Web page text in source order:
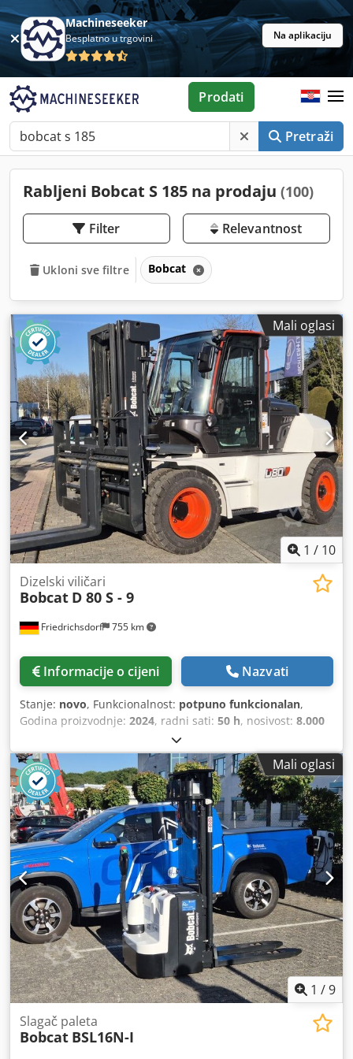
Machineseeker
Besplatno u trgovini Na aplikaciju
Pretraži
Prodati
Rabljeni Bobcat S 185 na prodaju (100)
Filter Relevantnost
Ukloni sve filtre Bobcat
Mali oglasi
1 / 10
Friedrichsdorf 755 km
Dizelski viličari
Bobcat D 80 S - 9
Informacije o cijeni Nazvati
Stanje: novo, Funkcionalnost: potpuno funkcionalan,
Godina proizvodnje: 2024, radni sati: 50 h, nosivost: 8.000
4.800 mm
mm, vrsta goriva:dizel, vrsta jarbola:triplex, građevinska
visina:2.780 mm, snaga:59 kW (80,22 KS), širina nosača
vilica:2.240 mm, duljina vilica: 2.400 mm, masa praznog
vozila:12.406 kg, vrsta pogona:Diesel, Diesel viličari
Centar opterećenja: 600 Širina vilice: 180 mm Debljina
vilice: 75 mm ISO klasa: Terminal West Cjdpsxr R Efofx Ah
Ejrf Vrsta jarbola: Trostruki Prijenos: pretvarač Brzinska
klasa: 20 Stanje: Nov uređaj Tehničko stanje: Novo Vrsta
prednjih guma: Superelastic Prednje gume Stanje: Nove
Vrsta stražnjih guma: Superelastic Stražnje gume Stanje:
Nove bočni mjenjač, pozicioner vilice, 3. ventil, 4. ventil,
stražnje radno svjetlo, prednje radno svjetlo, grijač, puna
kabina, potpuno slobodno podizanje, CE certifikat,
unutarnji retrovizor, vanjski retrovizor, rotirajući far,
sjedalo, Prednja i stražnja kamera
Mali oglasi
1 /9
Slagač paleta
Bobcat BSL16N-I